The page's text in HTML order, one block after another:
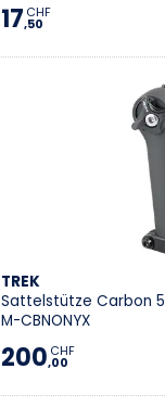
17,50
CHF
TREK
Sattelstütze Carbon
M-CBNONYX
200,00
CHF